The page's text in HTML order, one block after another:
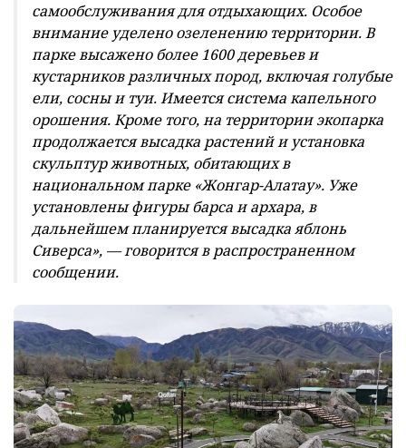
самообслуживания для отдыхающих. Особое
внимание уделено озеленению территории. В
парке высажено более 1600 деревьев и
кустарников различных пород, включая голубые
ели, сосны и туи. Имеется система капельного
орошения. Кроме того, на территории экопарка
продолжается высадка растений и установка
скульптур животных, обитающих в
национальном парке «Жонгар-Алатау». Уже
установлены фигуры барса и архара, в
дальнейшем планируется высадка яблонь
Сиверса», — говорится в распространенном
сообщении.